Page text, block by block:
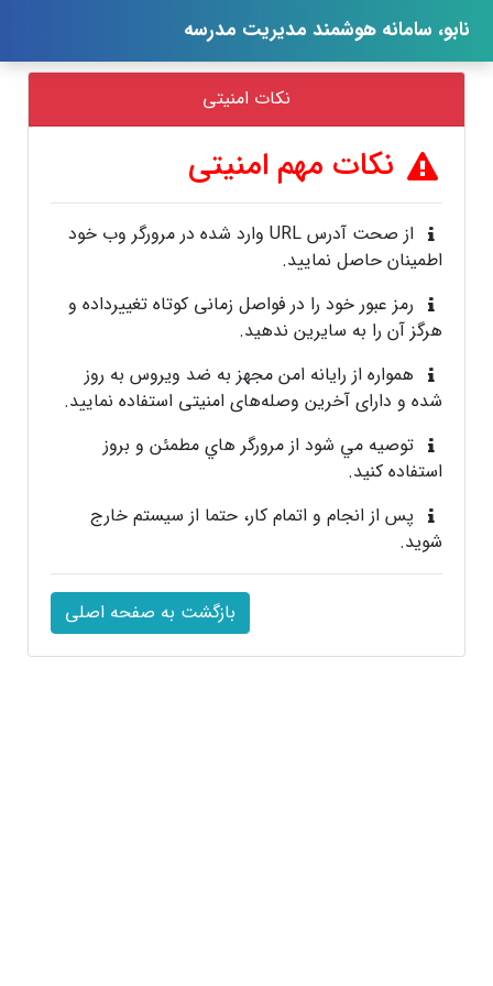
نابو، سامانه هوشمند مدیریت مدرسه
نکات امنیتی
نکات مهم امنیتی
از صحت آدرس URL وارد شده در مرورگر وب خود
اطمینان حاصل نمایید.
رمز عبور خود را در فواصل زمانی کوتاه تغییرداده و
هرگز آن را به سایرین ندهید.
همواره از رايانه‌ امن مجهز به ضد ویروس به روز
شده و دارای آخرین وصله‌های امنیتی استفاده نمایید.
توصيه مي شود از مرورگر هاي مطمئن و بروز
استفاده کنيد.
پس از انجام و اتمام كار، حتما از سيستم خارج
شويد.
بازگشت به صفحه اصلی